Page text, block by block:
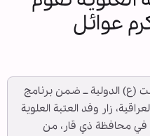
عوائل
(ع) الدولية ــ ضمن برنامج
زار وفد العتبة العلوية
في محافظة ذي قار، من